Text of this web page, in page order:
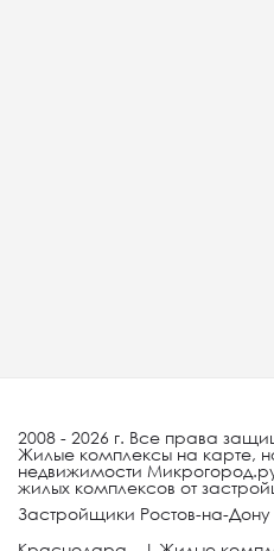
2008 - 2026 г. Все права
Жилые комплексы на карте,
недвижимости
жилых комплексов от
Застройщики Ростов-на-Дону